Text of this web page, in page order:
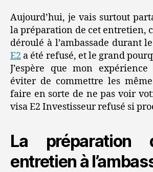
Aujourd’hui, je vais surtout
la préparation de cet entretien,
déroulé à l’ambassade durant
E2 a été refusé, et le grand
J’espère que mon
éviter de commettre les
faire en sorte de ne pas voir
visa E2 Investisseur refusé si
La préparation
entretien à